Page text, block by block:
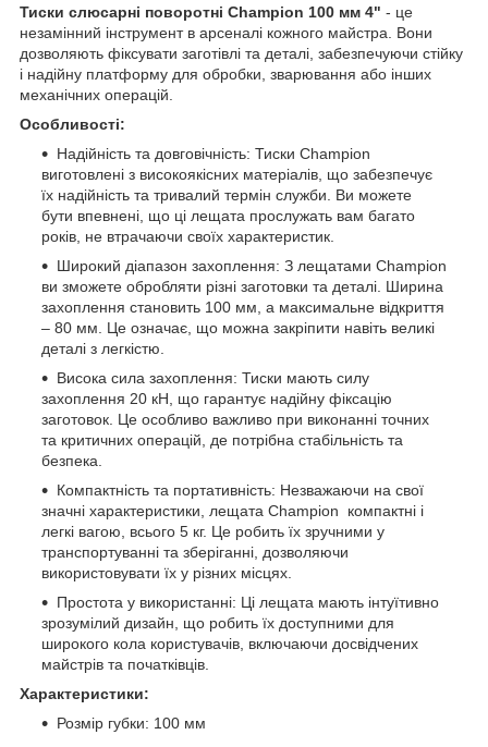
Тиски слюсарні поворотні Champion 100 мм 4" - це
незамінний інструмент в арсеналі кожного майстра. Вони
дозволяють фіксувати заготівлі та деталі, забезпечуючи стійку
і надійну платформу для обробки, зварювання або інших
механічних операцій.
Особливості:
Надійність та довговічність: Тиски Champion
виготовлені з високоякісних матеріалів, що забезпечує
їх надійність та тривалий термін служби. Ви можете
бути впевнені, що ці лещата прослужать вам багато
років, не втрачаючи своїх характеристик.
Широкий діапазон захоплення: З лещатами Champion
ви зможете обробляти різні заготовки та деталі. Ширина
захоплення становить 100 мм, а максимальне відкриття
– 80 мм. Це означає, що можна закріпити навіть великі
деталі з легкістю.
Висока сила захоплення: Тиски мають силу
захоплення 20 кН, що гарантує надійну фіксацію
заготовок. Це особливо важливо при виконанні точних
та критичних операцій, де потрібна стабільність та
безпека.
Компактність та портативність: Незважаючи на свої
значні характеристики, лещата Champion компактні і
легкі вагою, всього 5 кг. Це робить їх зручними у
транспортуванні та зберіганні, дозволяючи
використовувати їх у різних місцях.
Простота у використанні: Ці лещата мають інтуїтивно
зрозумілий дизайн, що робить їх доступними для
широкого кола користувачів, включаючи досвідчених
майстрів та початківців.
Характеристики:
Розмір губки: 100 мм